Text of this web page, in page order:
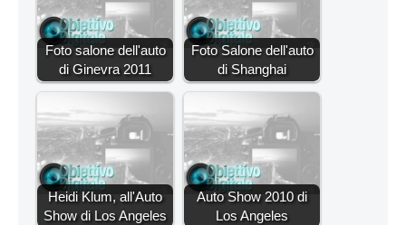
Foto salone dell'auto
di Ginevra 2011
Foto Salone dell'auto
di Shanghai
Heidi Klum, all'Auto
Show di Los Angeles
Auto Show 2010 di
Los Angeles